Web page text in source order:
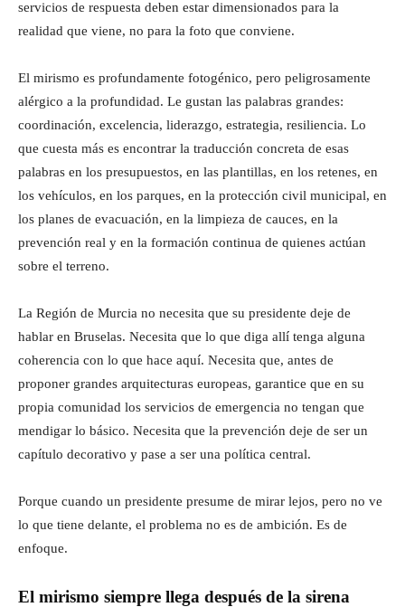
servicios de respuesta deben estar dimensionados para la
realidad que viene, no para la foto que conviene.
El mirismo es profundamente fotogénico, pero peligrosamente
alérgico a la profundidad. Le gustan las palabras grandes:
coordinación, excelencia, liderazgo, estrategia, resiliencia. Lo
que cuesta más es encontrar la traducción concreta de esas
palabras en los presupuestos, en las plantillas, en los retenes, en
los vehículos, en los parques, en la protección civil municipal, en
los planes de evacuación, en la limpieza de cauces, en la
prevención real y en la formación continua de quienes actúan
sobre el terreno.
La Región de Murcia no necesita que su presidente deje de
hablar en Bruselas. Necesita que lo que diga allí tenga alguna
coherencia con lo que hace aquí. Necesita que, antes de
proponer grandes arquitecturas europeas, garantice que en su
propia comunidad los servicios de emergencia no tengan que
mendigar lo básico. Necesita que la prevención deje de ser un
capítulo decorativo y pase a ser una política central.
Porque cuando un presidente presume de mirar lejos, pero no ve
lo que tiene delante, el problema no es de ambición. Es de
enfoque.
El mirismo siempre llega después de la sirena